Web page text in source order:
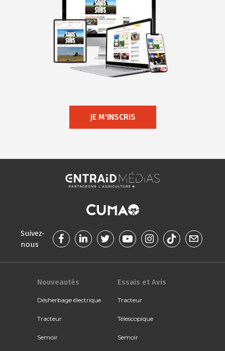
JE M'INSCRIS
Suivez-
nous
Nouveautés
Désherbage électrique
Tracteur
Semoir
Essais et Avis
Tracteur
Télescopique
Semoir